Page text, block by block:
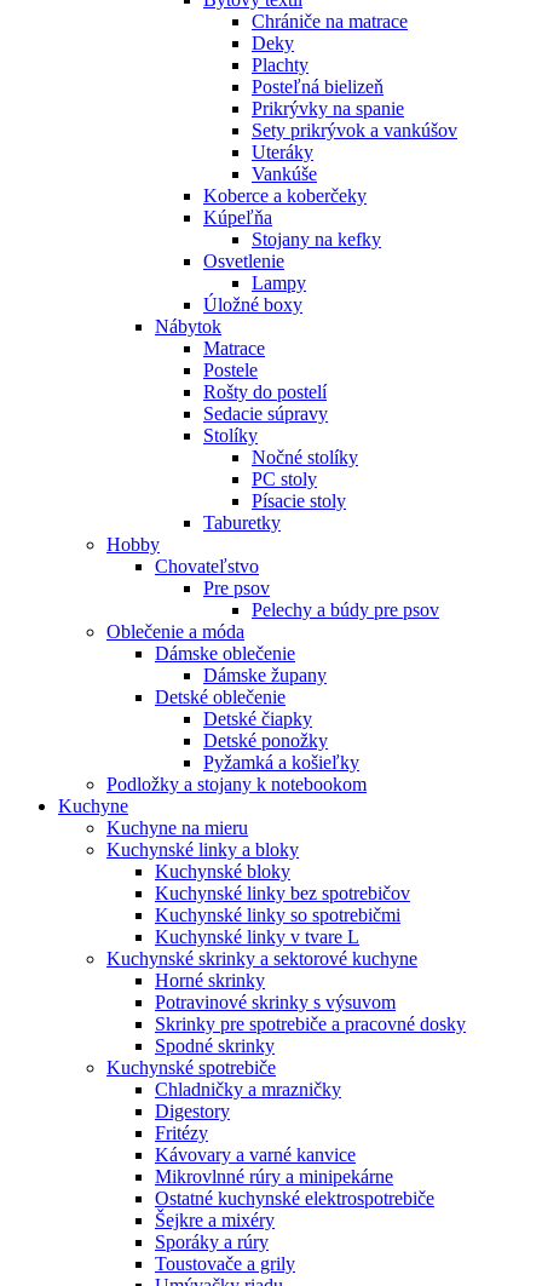
Chrániče na matrace
Deky
Plachty
Posteľná bielizeň
Prikrývky na spanie
Sety prikrývok a vankúšov
Uteráky
Vankúše
Koberce a koberčeky
Kúpeľňa
Stojany na kefky
Osvetlenie
Lampy
Úložné boxy
Nábytok
Matrace
Postele
Rošty do postelí
Sedacie súpravy
Stolíky
Nočné stolíky
PC stoly
Písacie stoly
Taburetky
Hobby
Chovateľstvo
Pre psov
Pelechy a búdy pre psov
Oblečenie a móda
Dámske oblečenie
Dámske župany
Detské oblečenie
Detské čiapky
Detské ponožky
Pyžamká a košieľky
Podložky a stojany k notebookom
Kuchyne
Kuchyne na mieru
Kuchynské linky a bloky
Kuchynské bloky
Kuchynské linky bez spotrebičov
Kuchynské linky so spotrebičmi
Kuchynské linky v tvare L
Kuchynské skrinky a sektorové kuchyne
Horné skrinky
Potravinové skrinky s výsuvom
Skrinky pre spotrebiče a pracovné dosky
Spodné skrinky
Kuchynské spotrebiče
Chladničky a mrazničky
Digestory
Fritézy
Kávovary a varné kanvice
Mikrovlnné rúry a minipekárne
Ostatné kuchynské elektrospotrebiče
Šejkre a mixéry
Sporáky a rúry
Toustovače a grily